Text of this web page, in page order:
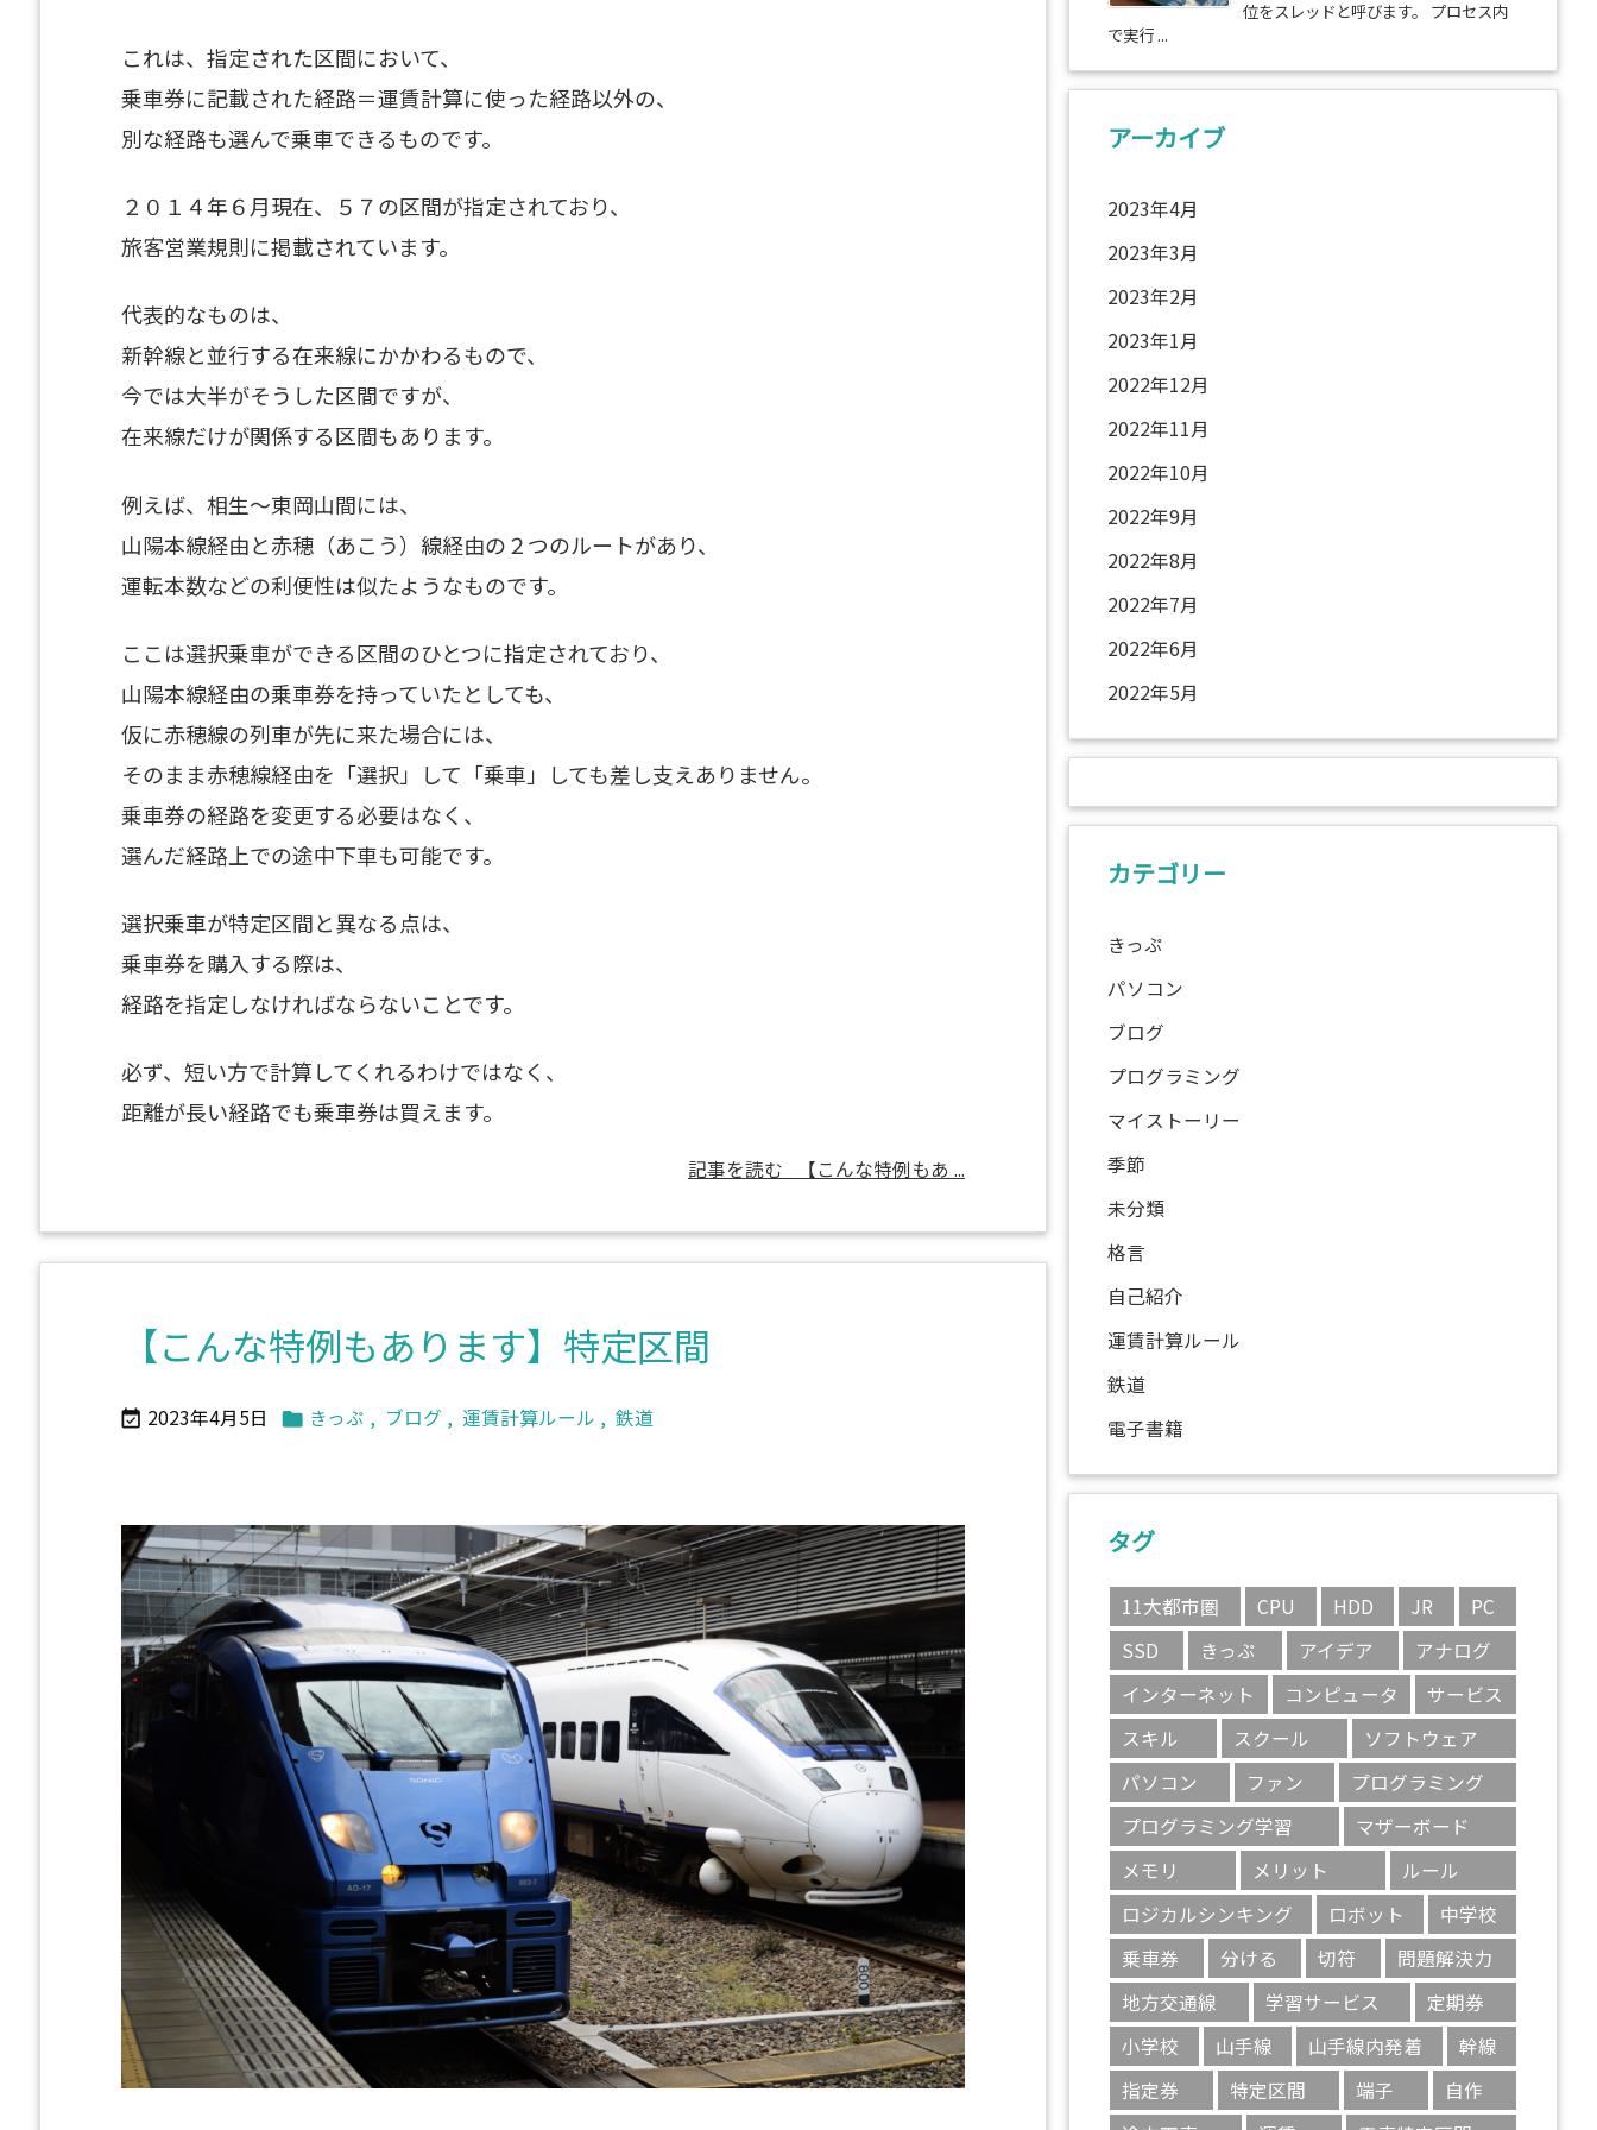
これは、指定された区間において、
乗車券に記載された経路＝運賃計算に使った経路以外の、
別な経路も選んで乗車できるものです。
２０１４年６月現在、５７の区間が指定されており、
旅客営業規則に掲載されています。
代表的なものは、
新幹線と並行する在来線にかかわるもので、
今では大半がそうした区間ですが、
在来線だけが関係する区間もあります。
例えば、相生～東岡山間には、
山陽本線経由と赤穂（あこう）線経由の２つのルートがあり、
運転本数などの利便性は似たようなものです。
ここは選択乗車ができる区間のひとつに指定されており、
山陽本線経由の乗車券を持っていたとしても、
仮に赤穂線の列車が先に来た場合には、
そのまま赤穂線経由を「選択」して「乗車」しても差し支えありません。
乗車券の経路を変更する必要はなく、
選んだ経路上での途中下車も可能です。
選択乗車が特定区間と異なる点は、
乗車券を購入する際は、
経路を指定しなければならないことです。
必ず、短い方で計算してくれるわけではなく、
距離が長い経路でも乗車券は買えます。
記事を読む 【こんな特例もあ ...
【こんな特例もあります】特定区間
 2023年4月5日  きっぷ , ブログ , 運賃計算ルール , 鉄道
位をスレッドと呼びます。 プロセス内
で実行 ...
アーカイブ
2023年4月
2023年3月
2023年2月
2023年1月
2022年12月
2022年11月
2022年10月
2022年9月
2022年8月
2022年7月
2022年6月
2022年5月
カテゴリー
きっぷ
パソコン
ブログ
プログラミング
マイストーリー
季節
未分類
格言
自己紹介
運賃計算ルール
鉄道
電子書籍
タグ
11大都市圏 CPU HDD JR
PC
SSD
きっぷ アイデア
アナログ
インターネット
コンピュータ
サービス
スキル
スクール
ソフトウェア
パソコン
ファン
プログラミング
プログラミング学習
マザーボード
メモリ
メリット
ルール
ロジカルシンキング
ロボット
中学校
乗車券
分ける 切符
問題解決力
地方交通線
学習サービス
定期券
小学校
山手線 山手線内発着
幹線
指定券
特定区間 端子
自作